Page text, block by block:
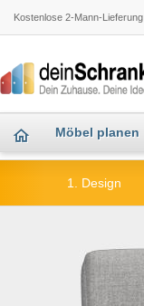
Kostenlose 2-Mann-Lieferung
Möbel planen
1. Design